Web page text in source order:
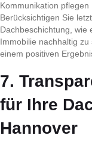
Kommunikation
Berücksichtigen Sie
Dachbeschichtung, wie
Immobilie nachhaltig
einem positiven
7.
für Ihre
Hannover